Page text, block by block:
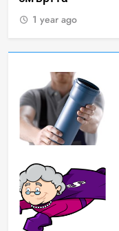
1 year ago